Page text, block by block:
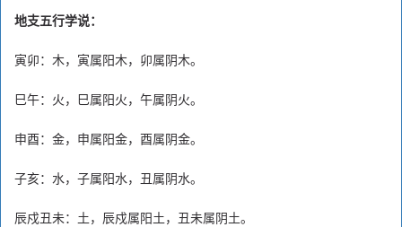
地支五行学说：
寅卯：木，寅属阳木，卯属阴木。
巳午：火，巳属阳火，午属阴火。
申酉：金，申属阳金，酉属阴金。
子亥：水，子属阳水，丑属阴水。
辰戍丑未：土，辰戍属阳土，丑未属阴土。